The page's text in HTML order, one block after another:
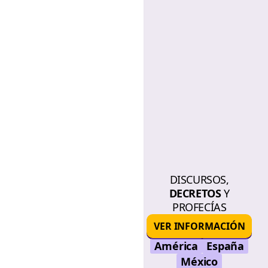
DISCURSOS,
DECRETOSY
PROFECÍAS
VER INFORMACIÓN
América
España
México